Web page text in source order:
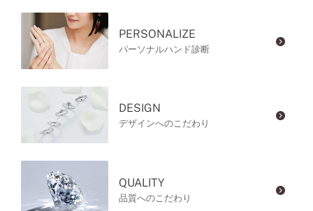
PERSONALIZE
パーソナルハンド診断
DESIGN
デザインへのこだわり
QUALITY
品質へのこだわり